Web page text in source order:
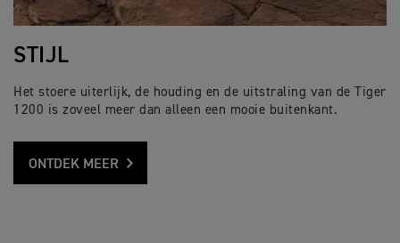
STIJL
​Het stoere uiterlijk, de houding en de uitstraling van de Tiger
1200 is zoveel meer dan alleen een mooie buitenkant.
ONTDEK MEER